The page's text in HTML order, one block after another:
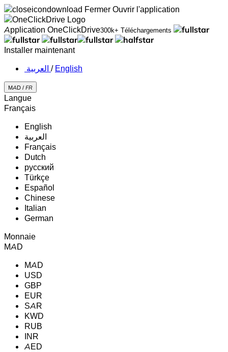
Fermer Ouvrir l'application
Application OneClickDrive300k+ Téléchargements
Installer maintenant
‏العربية ‏ / English
MAD / FR
Langue
Français
English
‏العربية‏
Français
Dutch
русский
Türkçe
Español
Chinese
Italian
German
Monnaie
MAD
MAD
USD
GBP
EUR
SAR
KWD
RUB
INR
AED